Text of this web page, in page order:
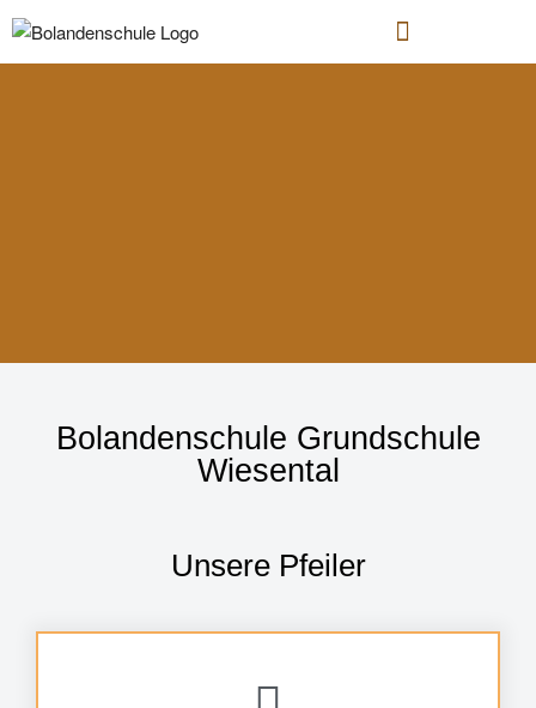
Ganztages-Angebot
Bolandenschule Grundschule
Wiesental
Unsere Pfeiler